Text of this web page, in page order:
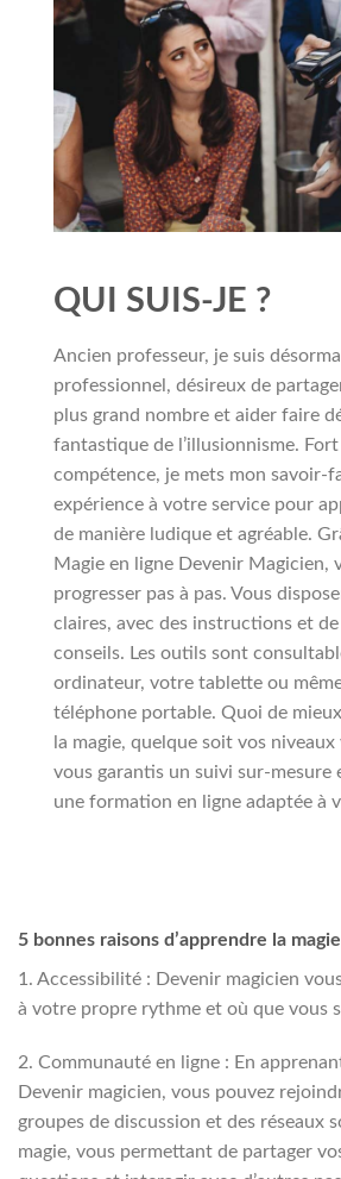
QUI SUIS-JE ?
Ancien professeur, je suis
professionnel, désireux de
plus grand nombre et aider faire
fantastique de l’illusionnisme.
compétence, je mets mon savoir-
expérience à votre service pour
de manière ludique et agréable.
Magie en ligne Devenir Magicien,
progresser pas à pas. Vous
claires, avec des instructions et
conseils. Les outils sont
ordinateur, votre tablette ou
téléphone portable. Quoi de
la magie, quelque soit vos
vous garantis un suivi sur-mesure
une formation en ligne adaptée à
5 bonnes raisons d’apprendre la
1. Accessibilité : Devenir magicien
à votre propre rythme et où que vous
2. Communauté en ligne : En
Devenir magicien, vous pouvez
groupes de discussion et des réseaux
magie, vous permettant de partager